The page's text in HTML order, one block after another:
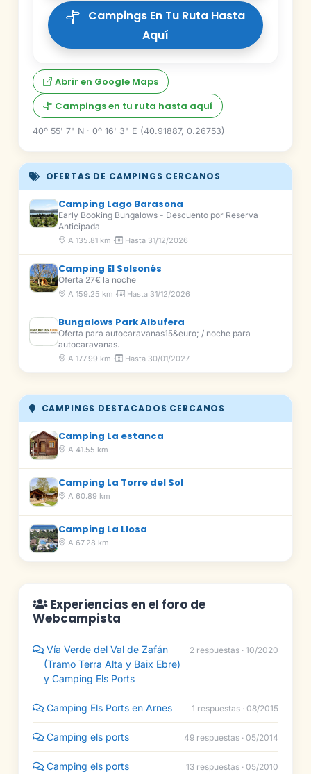
Aquí
Abrir en Google Maps
Campings en tu ruta hasta aquí
40º 55' 7" N · 0º 16' 3" E (40.91887, 0.26753)
OFERTAS DE CAMPINGS CERCANOS
Camping Lago Barasona
Early Booking Bungalows - Descuento por Reserva
Anticipada
A 135.81 km · Hasta 31/12/2026
Camping El Solsonés
Oferta 27€ la noche
A 159.25 km · Hasta 31/12/2026
Bungalows Park Albufera
Oferta para autocaravanas15&euro; / noche para
autocaravanas.
A 177.99 km · Hasta 30/01/2027
CAMPINGS DESTACADOS CERCANOS
Camping La estanca
A 41.55 km
Camping La Torre del Sol
A 60.89 km
Camping La Llosa
A 67.28 km
Experiencias en el foro de
Webcampista
Vía Verde del Val de Zafán
(Tramo Terra Alta y Baix Ebre)
y Camping Els Ports
2 respuestas · 10/2020
Camping Els Ports en Arnes 1 respuestas · 08/2015
Camping els ports 49 respuestas · 05/2014
Camping els ports
13 respuestas · 05/2010